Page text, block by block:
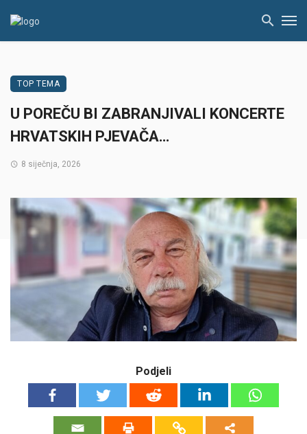
TOP TEMA
U POREČU BI ZABRANJIVALI KONCERTE
HRVATSKIH PJEVAČA…
8 siječnja, 2026
Podjeli